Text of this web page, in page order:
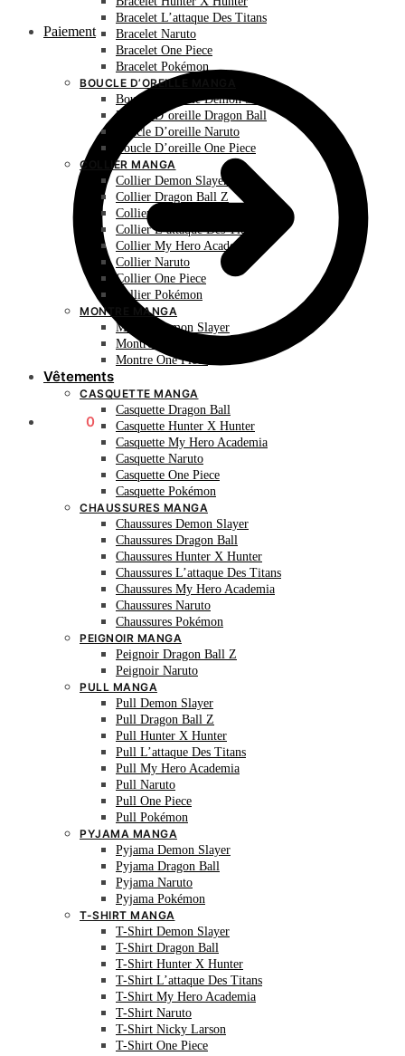
Paiement
0
Bracelet L’attaque Des Titans
Bracelet Naruto
Bracelet One Piece
Bracelet Pokémon
BOUCLE D’OREILLE MANGA
Boucle D’oreille Demon Slayer
Boucle D’oreille Dragon Ball
Boucle D’oreille Naruto
Boucle D’oreille One Piece
COLLIER MANGA
Collier Demon Slayer
Collier Dragon Ball Z
Collier Hunter X Hunter
Collier L’attaque Des Titans
Collier My Hero Academia
Collier Naruto
Collier One Piece
Collier Pokémon
MONTRE MANGA
Montre Demon Slayer
Montre Naruto
Montre One Piece
Vêtements
CASQUETTE MANGA
Casquette Dragon Ball
Casquette Hunter X Hunter
Casquette My Hero Academia
Casquette Naruto
Casquette One Piece
Casquette Pokémon
CHAUSSURES MANGA
Chaussures Demon Slayer
Chaussures Dragon Ball
Chaussures Hunter X Hunter
Chaussures L’attaque Des Titans
Chaussures My Hero Academia
Chaussures Naruto
Chaussures Pokémon
PEIGNOIR MANGA
Peignoir Dragon Ball Z
Peignoir Naruto
PULL MANGA
Pull Demon Slayer
Pull Dragon Ball Z
Pull Hunter X Hunter
Pull L’attaque Des Titans
Pull My Hero Academia
Pull Naruto
Pull One Piece
Pull Pokémon
PYJAMA MANGA
Pyjama Demon Slayer
Pyjama Dragon Ball
Pyjama Naruto
Pyjama Pokémon
T-SHIRT MANGA
T-Shirt Demon Slayer
T-Shirt Dragon Ball
T-Shirt Hunter X Hunter
T-Shirt L’attaque Des Titans
T-Shirt My Hero Academia
T-Shirt Naruto
T-Shirt Nicky Larson
T-Shirt One Piece